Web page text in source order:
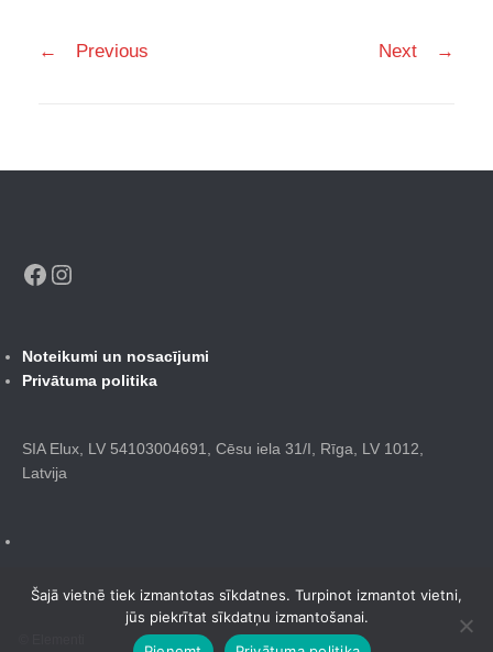
navigation
← Previous Next →
Facebook
Noteikumi un nosacījumi
Privātuma politika
SIA Elux, LV 54103004691, Cēsu iela 31/I, Rīga, LV 1012,
Latvija
Šajā vietnē tiek izmantotas sīkdatnes. Turpinot izmantot vietni,
jūs piekrītat sīkdatņu izmantošanai.